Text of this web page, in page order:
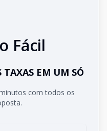
Fácil
TAXAS EM UM SÓ
com todos os